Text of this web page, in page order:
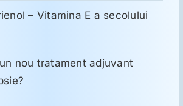
– Vitamina E a secolului
nou tratament adjuvant